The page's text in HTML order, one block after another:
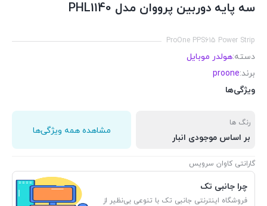
سه پایه دوربین پرووان مدل PHL1140
ProOne PPS615 Power Strip
دسته:هولدر موبایل
برند:proone
ویژگی‌ها
رنگ ها
بر اساس موجودی انبار
مشاهده همه ویژگی‌ها
گارانتی کاوان سرویس
چرا جانبی تک
فروشگاه اینترنتی جانبی تک با تنوعی بی‌نظیر از